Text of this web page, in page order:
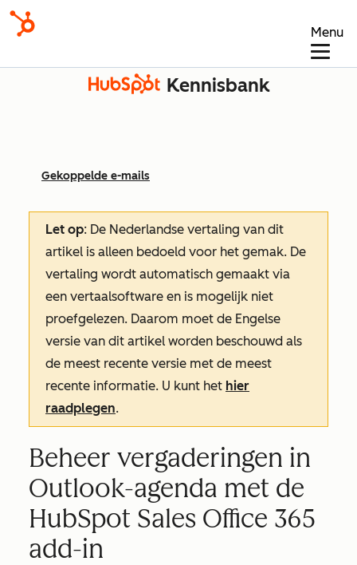
Menu
Kennisbank
Gekoppelde e-mails
Let op: De Nederlandse vertaling van dit
artikel is alleen bedoeld voor het gemak. De
vertaling wordt automatisch gemaakt via
een vertaalsoftware en is mogelijk niet
proefgelezen. Daarom moet de Engelse
versie van dit artikel worden beschouwd als
de meest recente versie met de meest
recente informatie. U kunt het hier
raadplegen.
Beheer vergaderingen in
Outlook-agenda met de
HubSpot Sales Office 365
add-in